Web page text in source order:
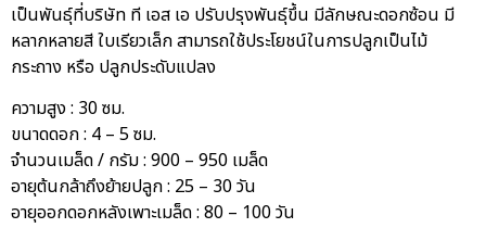
เป็นพันธุ์ที่บริษัท ที เอส เอ ปรับปรุงพันธุ์ขึ้น มีลักษณะดอกซ้อน มี
หลากหลายสี ใบเรียวเล็ก สามารถใช้ประโยชน์ในการปลูกเป็นไม้
กระถาง หรือ ปลูกประดับแปลง
ความสูง : 30 ซม.
ขนาดดอก : 4 – 5 ซม.
จำนวนเมล็ด / กรัม : 900 – 950 เมล็ด
อายุต้นกล้าถึงย้ายปลูก : 25 – 30 วัน
อายุออกดอกหลังเพาะเมล็ด : 80 – 100 วัน